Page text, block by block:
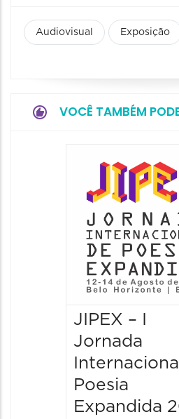
Audiovisual Exposição
VOCÊ TAMBÉM
JIPEX – I
Jornada
Poesia
Expandida